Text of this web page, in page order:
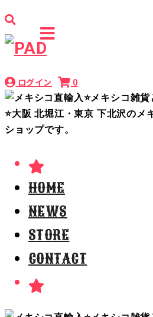
ログイン 0
HOME
NEWS
STORE
CONTACT